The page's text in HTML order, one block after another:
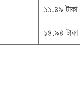
১১.৪৯ টাকা
১৪.৯৪ টাকা